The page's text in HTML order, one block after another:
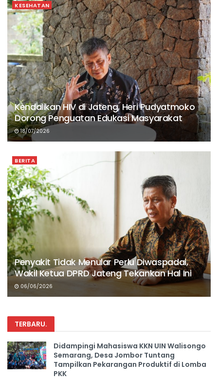
KESEHATAN
Kendalikan HIV di Jateng, Heri Pudyatmoko
Dorong Penguatan Edukasi Masyarakat
18/07/2026
BERITA
Penyakit Tidak Menular Perlu Diwaspadai,
Wakil Ketua DPRD Jateng Tekankan Hal Ini
06/06/2026
TERBARU.
Didampingi Mahasiswa KKN UIN Walisongo
Semarang, Desa Jombor Tuntang
Tampilkan Pekarangan Produktif di Lomba
PKK